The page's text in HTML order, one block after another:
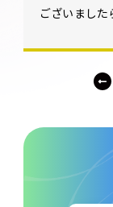
ございました